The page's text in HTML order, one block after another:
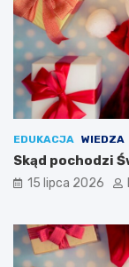
EDUKACJA WIEDZA
Skąd pochodzi
15 lipca 2026